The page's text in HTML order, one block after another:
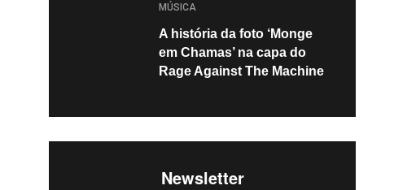
MÚSICA
A história da foto ‘Monge
em Chamas’ na capa do
Rage Against The Machine
Newsletter